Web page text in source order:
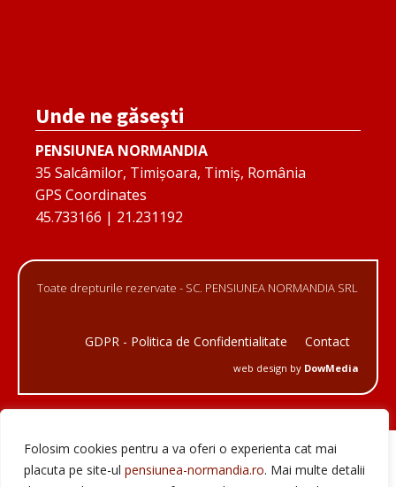
Folosim cookies pentru a va oferi o experienta cat mai
placuta pe site-ul pensiunea-normandia.ro. Mai multe detalii
Unde ne găseşti
PENSIUNEA NORMANDIA
35 Salcâmilor, Timișoara, Timiș, România
GPS Coordinates
45.733166 | 21.231192
Toate drepturile rezervate - SC. PENSIUNEA NORMANDIA SRL
GDPR - Politica de Confidentialitate Contact
web design by DowMedia